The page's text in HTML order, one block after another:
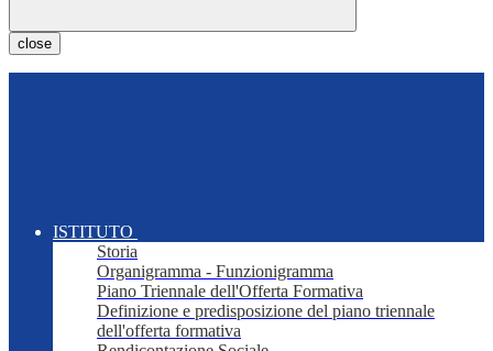
close
ISTITUTO
Storia
Organigramma - Funzionigramma
Piano Triennale dell'Offerta Formativa
Definizione e predisposizione del piano triennale
dell'offerta formativa